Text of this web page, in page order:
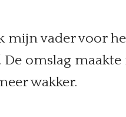
mijn vader voor
omslag
wakker.